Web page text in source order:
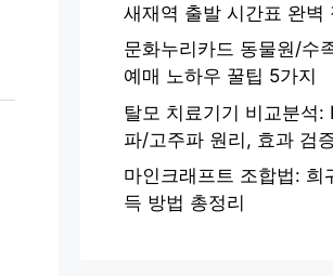
새재역 출발 시간표 완벽
문화누리카드 동물원/수
예매 노하우 꿀팁 5가지
탈모 치료기기 비교분석:
파/고주파 원리, 효과 검
마인크래프트 조합법: 희
득 방법 총정리